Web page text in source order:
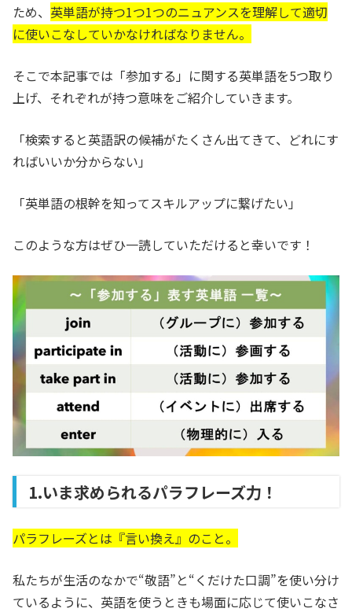
ため、 英単語が持つ1つ1つのニュアンスを理解して適切
に使いこなしていかなければなりません。
そこで本記事では「参加する」に関する英単語を5つ取り
上げ、それぞれが持つ意味をご紹介していきます。
「検索すると英語訳の候補がたくさん出てきて、どれにす
ればいいか分からない」
「英単語の根幹を知ってスキルアップに繋げたい」
このような方はぜひ一読していただけると幸いです！
1.いま求められるパラフレーズ力！
パラフレーズとは『言い換え』のこと。
私たちが生活のなかで“敬語”と“くだけた口調”を使い分け
ているように、英語を使うときも場面に応じて使いこなさ